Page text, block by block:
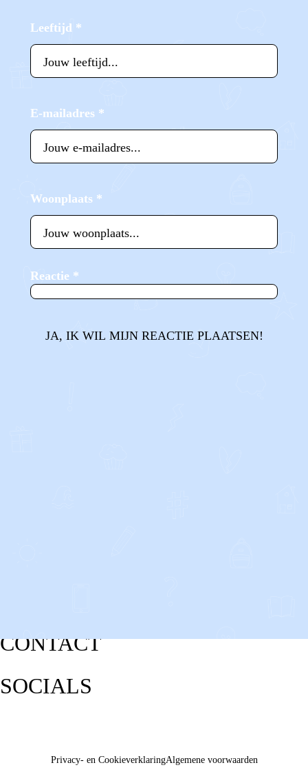
Leeftijd *
E-mailadres *
Woonplaats *
Reactie *
JA, IK WIL MIJN REACTIE PLAATSEN!
CONTACT
SOCIALS
Privacy- en CookieverklaringAlgemene voorwaarden